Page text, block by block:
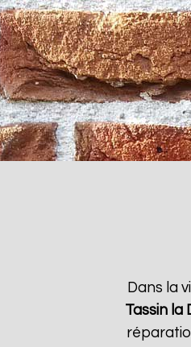
Dans la
Tassin la